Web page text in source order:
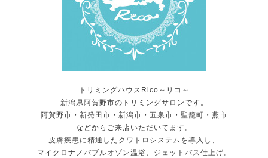
トリミングハウスRico～リコ～
新潟県阿賀野市のトリミングサロンです。
阿賀野市・新発田市・新潟市・五泉市・聖籠町・燕市
などからご来店いただいてます。
皮膚疾患に精通したクワトロシステムを導入し、
マイクロナノバブルオゾン温浴、ジェットバス仕上げ。